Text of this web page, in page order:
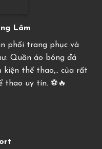
Lâm
phối trang phục và
Quần áo bóng đá
thể thao,.. của rất
thao uy tín. ⚽️🔥